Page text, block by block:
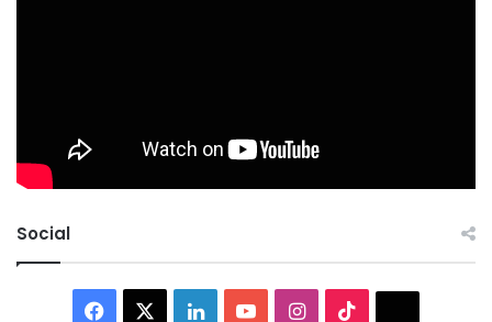
Social
Facebook LinkedInYouTubeInstagram